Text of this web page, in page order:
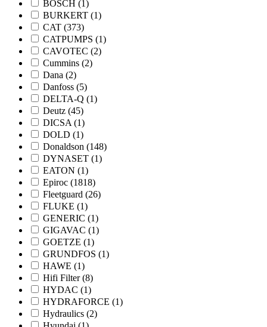
BOSCH (1)
BURKERT (1)
CAT (373)
CATPUMPS (1)
CAVOTEC (2)
Cummins (2)
Dana (2)
Danfoss (5)
DELTA-Q (1)
Deutz (45)
DICSA (1)
DOLD (1)
Donaldson (148)
DYNASET (1)
EATON (1)
Epiroc (1818)
Fleetguard (26)
FLUKE (1)
GENERIC (1)
GIGAVAC (1)
GOETZE (1)
GRUNDFOS (1)
HAWE (1)
Hifi Filter(8)
HYDAC (1)
HYDRAFORCE (1)
Hydraulics (2)